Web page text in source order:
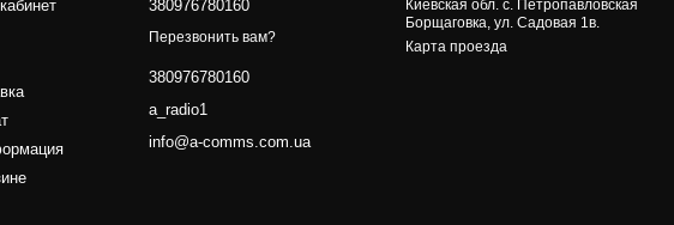
380976780160
Перезвонить вам?
380976780160
a_radio1
info@a-comms.com.ua
Киевская обл. с. Петропавловская
Борщаговка, ул. Садовая 1в.
Карта проезда